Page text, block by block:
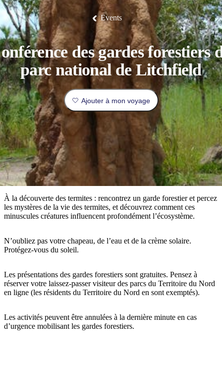
D’endroits
où
aller
Lieux
incontournables
Outback
et
activités
en
plein
air
Explorer
par
régions
Litchfield
Park
Îles
Tiwi
Terre
d'Arnhem
Est
Piscine
thermale
Mataranka
Parc
national
Nitmiluk
Réserve
de
conservation
des
marbres
du
diable
Maguk
Tjoritja
Parc
national
des
West
MacDonnell
À
faire
Expériences
Profil
de
voyageur
Les
incontournables
Territoire
du
Nord
faune
patrimoine
La
pêche
Expériences
de
luxe
Camping
glamping
Idées
de
voyages
Planifiez
votre
voyage
Planifier
et
réserver
Infos
pratiques
Outils
de
planification
up
Events
des gardes forestiers
parc national de Litchfield
Ajouter à mon voyage
À la découverte des termites : rencontrez un garde forestier et percez
les mystères de la vie des termites, et découvrez comment ces
minuscules créatures influencent profondément l’écosystème.
N’oubliez pas votre chapeau, de l’eau et de la crème solaire.
Protégez-vous du soleil.
Les présentations des gardes forestiers sont gratuites. Pensez à
réserver votre laissez-passer visiteur des parcs du Territoire du Nord
en ligne (les résidents du Territoire du Nord en sont exemptés).
Les activités peuvent être annulées à la dernière minute en cas
d’urgence mobilisant les gardes forestiers.